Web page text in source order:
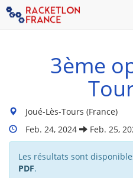
3ème
Lieu
du
tournoi
:
Joué-Lès-Tours (France)
Dates
Du
Tournoi
Feb. 24, 2024 Feb. 25,
Les résultats sont
PDF.